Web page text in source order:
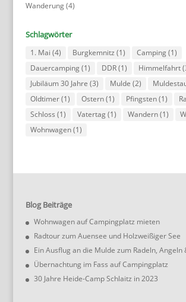
Wanderung(4)
Schlagwörter
1. Mai (4) Burgkemnitz (1) Camping(1)
Dauercamping(1) DDR(1) Himmelfahrt
Jubiläum 30 Jahre (3) Mulde (2)
Oldtimer(1) Ostern(1) Pfingsten(1)
Schloss (1) Vatertag(1) Wandern(1)
Wohnwagen(1)
Blog Beiträge
Wohnwagen auf Campingplatz mieten
Radtour zum Auensee und Holzweißiger See
Ein Ausflug an die Mulde zum Radeln, Angeln
Übernachtung im Fass auf Campingplatz
30 Jahre Heide-Camp Schlaitz in 2023